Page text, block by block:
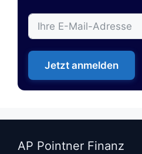
Jetzt anmelden
AP Pointner Finanz